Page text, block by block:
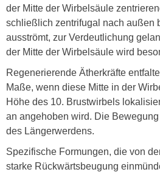
der Mitte der Wirbelsäule
schließlich zentrifugal nach außen
ausströmt, zur Verdeutlichung
der Mitte der Wirbelsäule wird
Regenerierende Ätherkräfte
Maße, wenn diese Mitte in der
Höhe des 10. Brustwirbels
an angehoben wird. Die
des Längerwerdens.
Spezifische Formungen, die von
starke Rückwärtsbeugung